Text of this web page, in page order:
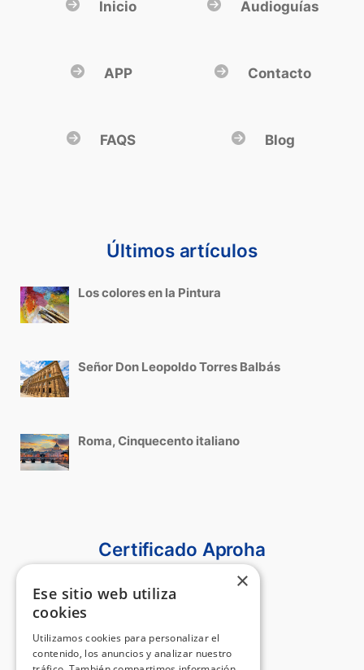
Inicio Audioguías
APP Contacto
FAQS Blog
Últimos artículos
Los colores en la Pintura
Señor Don Leopoldo Torres Balbás
Roma, Cinquecento italiano
Certificado Aproha
×
Ese sitio web utiliza
cookies
Utilizamos cookies para personalizar el
contenido, los anuncios y analizar nuestro